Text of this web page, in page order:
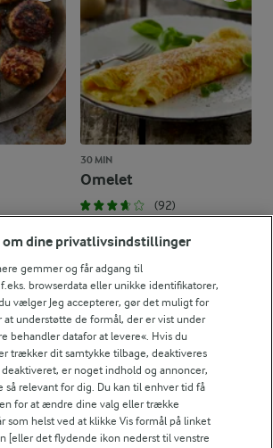
30 MIN
Omelet
(92)
om dine privatlivsindstillinger
gemmer og får adgang til
browserdata eller unikke identifikatorer,
vælger Jeg accepterer, gør det muligt for
at understøtte de formål, der er vist under
behandler datafor at levere«. Hvis du
trækker dit samtykke tilbage, deaktiveres
er noget indhold og annoncer,
så relevant for dig. Du kan til enhver tid få
for at ændre dine valg eller trække
som helst ved at klikke Vis formål på linket
[eller det flydende ikon nederst til venstre